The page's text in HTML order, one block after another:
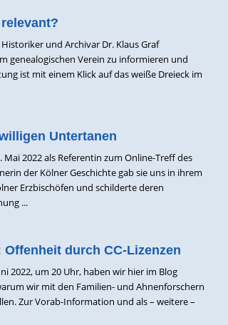
und Archivar Dr. Klaus Graf
genealogischen Verein zu informieren und
ist mit einem Klick auf das weiße Dreieck im
Untertanen
2022 als Referentin zum Online-Treff des
der Kölner Geschichte gab sie uns in ihrem
Erzbischöfen und schilderte deren
...
durch CC-Lizenzen
2022, um 20 Uhr, haben wir hier im Blog
wir mit den Familien- und Ahnenforschern
Zur Vorab-Information und als – weitere –